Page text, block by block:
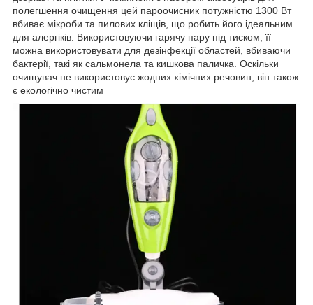
полегшення очищення цей пароочисник потужністю 1300 Вт
вбиває мікроби та пилових кліщів, що робить його ідеальним
для алергіків. Використовуючи гарячу пару під тиском, її
можна використовувати для дезінфекції областей, вбиваючи
бактерії, такі як сальмонела та кишкова паличка. Оскільки
очищувач не використовує жодних хімічних речовин, він також
є екологічно чистим